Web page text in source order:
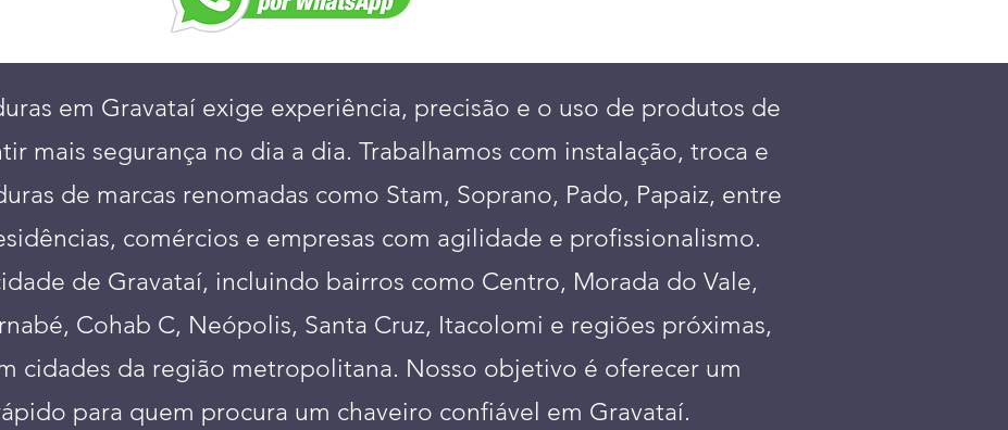
em Gravataí exige experiência, precisão e o uso de produtos de
mais segurança no dia a dia. Trabalhamos com instalação, troca e
de marcas renomadas como Stam, Soprano, Pado, Papaiz, entre
comércios e empresas com agilidade e profissionalismo.
de Gravataí, incluindo bairros como Centro, Morada do Vale,
Cohab C, Neópolis, Santa Cruz, Itacolomi e regiões próximas,
cidades da região metropolitana. Nosso objetivo é oferecer um
para quem procura um chaveiro confiável em Gravataí.